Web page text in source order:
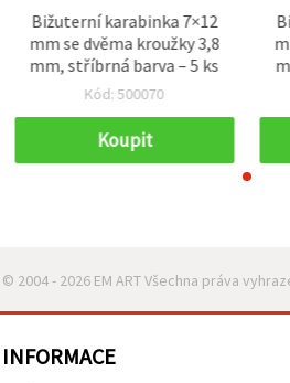
Bižuterní karabinka 7×12
mm se dvěma kroužky 3,8
mm, stříbrná barva – 5 ks
Kód: 500070
Koupit
© 2004 - 2026 EM ART Všechna práva
INFORMACE